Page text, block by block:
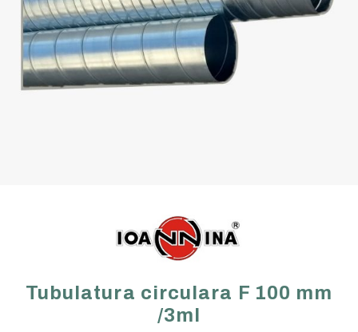
Tubulatura circulara F 100 mm
/3ml